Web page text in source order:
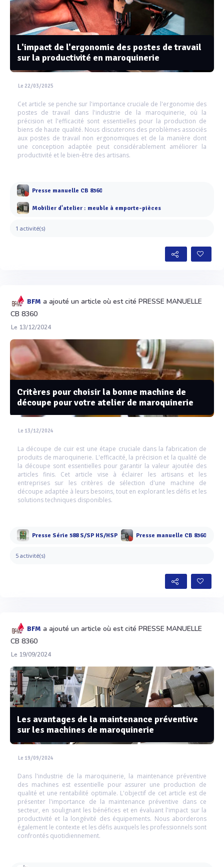
L'impact de l'ergonomie des postes de travail
sur la productivité en maroquinerie
Le 22/03/2025
Cet article se penche sur l'importance cruciale de l'ergonomie des
postes de travail dans l'industrie de la maroquinerie, où la
précision et l'efficacité sont essentielles pour la production de
biens de haute qualité. Nous discuterons des problèmes associés
aux postes de travail non ergonomiques et de la manière dont
une conception adaptée peut considérablement améliorer la
productivité et le bien-être des artisans.
Presse manuelle CB 8360
Mobilier d'atelier : meuble à emporte-pièces
1 activité(s)
BFM a ajouté un article où est cité PRESSE MANUELLE
CB 8360
Le 13/12/2024
Critères pour choisir la bonne machine de
découpe pour votre atelier de maroquinerie
Le 13/12/2024
La découpe de cuir est une étape cruciale dans la fabrication de
produits de maroquinerie. L'efficacité, la précision et la qualité de
la découpe sont essentielles pour garantir la valeur ajoutée des
articles finis. Cet article vise à éclairer les artisans et les
entreprises sur les critères de sélection d'une machine de
découpe adaptée à leurs besoins, tout en explorant les défis et les
solutions techniques disponibles.
Presse Série 588 S/SP HS/HSP Presse manuelle CB 8360
5 activité(s)
BFM a ajouté un article où est cité PRESSE MANUELLE
CB 8360
Le 19/09/2024
Les avantages de la maintenance préventive
sur les machines de maroquinerie
Le 19/09/2024
Dans l'industrie de la maroquinerie, la maintenance préventive
des machines est essentielle pour assurer une production de
qualité et une rentabilité optimale. L'objectif de cet article est de
présenter l'importance de la maintenance préventive dans ce
secteur, en soulignant les bénéfices et en évaluant l'impact sur la
productivité et la longévité des équipements. Nous aborderons
également le contexte et les défis auxquels les professionnels sont
confrontés quotidiennement.